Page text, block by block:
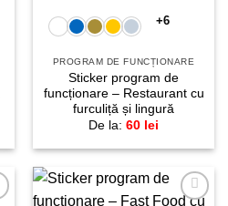
+6
PROGRAM DE FUNCȚIONARE
Sticker program de
funcționare – Restaurant cu
furculiță și lingură
De la: 60 lei